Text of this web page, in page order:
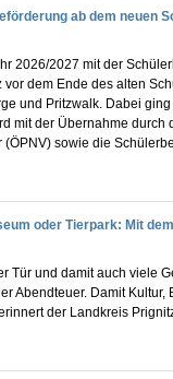
ab dem neuen
2026/2027 mit der
dem Ende des alten
und Pritzwalk. Dabei
mit der Übernahme durch
sowie die
oder Tierpark: Mit
Tür und damit auch viele
Abendteuer. Damit
der Landkreis